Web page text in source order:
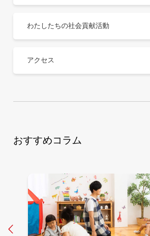
わたしたちの社会貢献活動
アクセス
おすすめコラム